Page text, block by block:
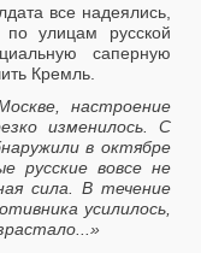
все надеялись,
улицам русской
саперную
Кремль.
настроение
изменилось. С
в октябре
русские вовсе не
сила. В течение
усилилось,